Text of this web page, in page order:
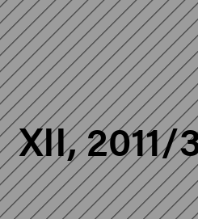
XII, 2011/